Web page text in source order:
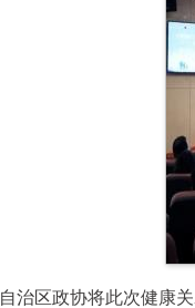
自治区政协将此次健康